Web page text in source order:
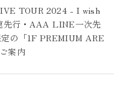
TOUR 2024 - I wish
先行・AAA LINE一次先
の「1F PREMIUM ARE
案内